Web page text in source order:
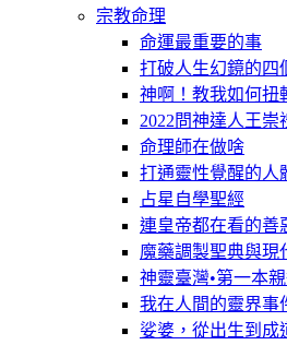
宗教命理
命運最重要的事
打破人生幻鏡的四
神啊！教我如何扭
2022問神達人王
命理師在做啥
打通靈性覺醒的人
占星自學聖經
連皇帝都在看的善
魔藥調製聖典與現
神靈臺灣•第一本
我在人間的靈界事
娑婆，從出生到成